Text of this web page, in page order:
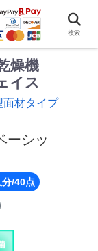
燥機
イス
面材タイプ
ーシッ
分/40点
検索